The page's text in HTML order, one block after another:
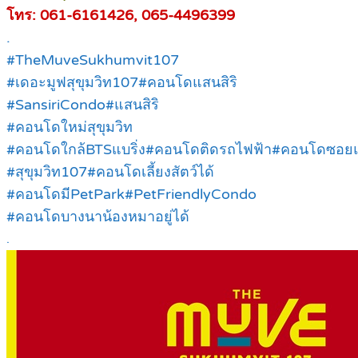
โทร: 061-6161426, 065-4496399
.
#TheMuveSukhumvit107
#เดอะมูฟสุขุมวิท107#คอนโดแสนสิริ
#SansiriCondo#แสนสิริ
#คอนโดใหม่สุขุมวิท
#คอนโดใกล้BTSแบริ่ง#คอนโดติดรถไฟฟ้า#คอนโดซอย
#สุขุมวิท107#คอนโดเลี้ยงสัตว์ได้
#คอนโดมีPetPark#PetFriendlyCondo
#คอนโดบางนาน้องหมาอยู่ได้
.